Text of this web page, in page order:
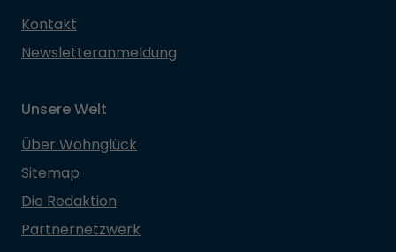
Kontakt
Newsletteranmeldung
Unsere Welt
Über Wohnglück
Sitemap
Die Redaktion
Partnernetzwerk